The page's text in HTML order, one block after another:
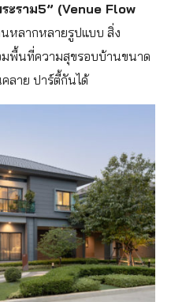
ะราม5” (Venue Flow
หลากหลายรูปแบบ สิ่ง
พื้นที่ความสุขรอบบ้านขนาด
ลาย ปาร์ตี้กันได้